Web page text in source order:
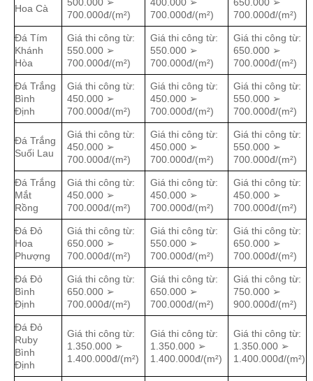
Hoa Cà
700.000đ/(m²)
700.000đ/(m²)
700.000đ/(m²)
Đá Tím
Khánh
Hòa
Giá thi công từ:
550.000 ➢
700.000đ/(m²)
Giá thi công từ:
550.000 ➢
700.000đ/(m²)
Giá thi công từ:
650.000 ➢
700.000đ/(m²)
Đá Trắng
Bình
Định
Giá thi công từ:
450.000 ➢
700.000đ/(m²)
Giá thi công từ:
450.000 ➢
700.000đ/(m²)
Giá thi công từ:
550.000 ➢
700.000đ/(m²)
Đá Trắng
Suối Lau
Giá thi công từ:
450.000 ➢
700.000đ/(m²)
Giá thi công từ:
450.000 ➢
700.000đ/(m²)
Giá thi công từ:
550.000 ➢
700.000đ/(m²)
Đá Trắng
Mắt
Rồng
Giá thi công từ:
450.000 ➢
700.000đ/(m²)
Giá thi công từ:
450.000 ➢
700.000đ/(m²)
Giá thi công từ:
450.000 ➢
700.000đ/(m²)
Đá Đỏ
Hoa
Phượng
Giá thi công từ:
650.000 ➢
700.000đ/(m²)
Giá thi công từ:
550.000 ➢
700.000đ/(m²)
Giá thi công từ:
650.000 ➢
700.000đ/(m²)
Đá Đỏ
Bình
Định
Giá thi công từ:
650.000 ➢
700.000đ/(m²)
Giá thi công từ:
650.000 ➢
700.000đ/(m²)
Giá thi công từ:
750.000 ➢
900.000đ/(m²)
Đá Đỏ
Ruby
Bình
Định
Giá thi công từ:
1.350.000 ➢
1.400.000đ/(m²)
Giá thi công từ:
1.350.000 ➢
1.400.000đ/(m²)
Giá thi công từ:
1.350.000 ➢
1.400.000đ/(m²)